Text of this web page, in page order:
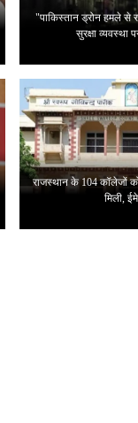
"पाकिस्तान ड्रोन हमले
सुरक्षा व्यवस्था
राजस्थान के 104 कॉलेजों
मिली,